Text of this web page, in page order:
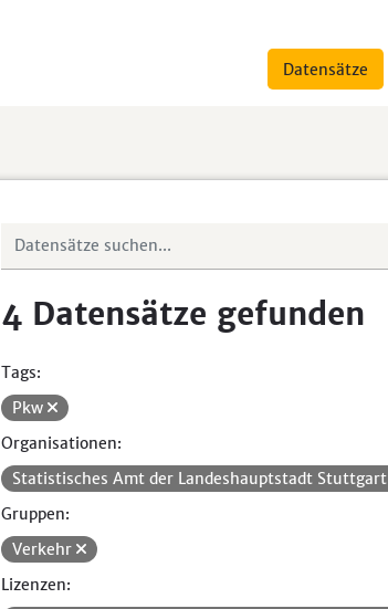
Datensätze
4 Datensätze gefunden
Tags:
Pkw
Organisationen:
Statistisches Amt der Landeshauptstadt Stuttgart
Gruppen:
Verkehr
Lizenzen: